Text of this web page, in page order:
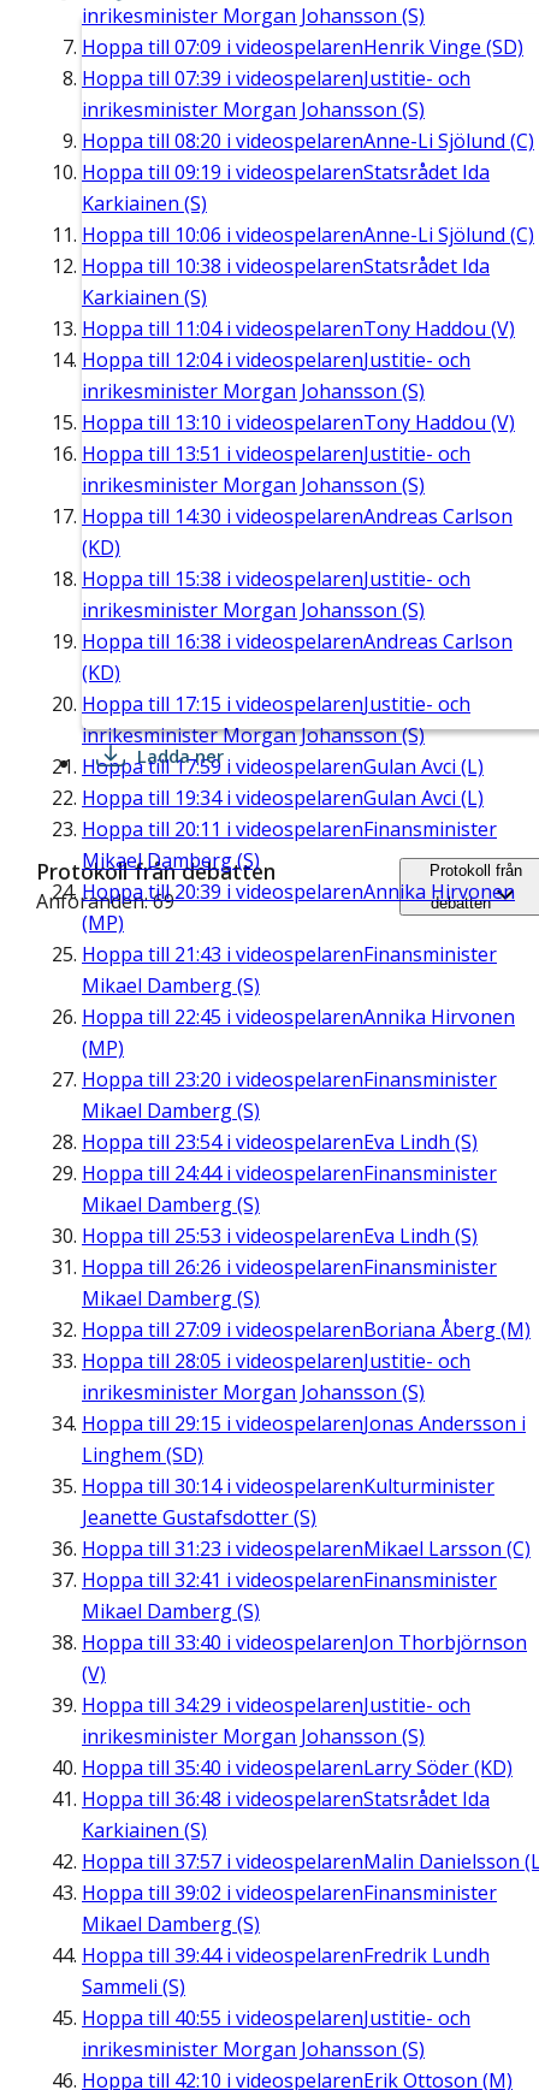
inrikesminister Morgan Johansson (S)
Hoppa till 07:09 i videospelarenHenrik Vinge (SD)
Hoppa till 07:39 i videospelarenJustitie- och
inrikesminister Morgan Johansson (S)
Hoppa till 08:20 i videospelarenAnne-Li Sjölund (C)
Hoppa till 09:19 i videospelarenStatsrådet Ida
Karkiainen (S)
Hoppa till 10:06 i videospelarenAnne-Li Sjölund (C)
Hoppa till 10:38 i videospelarenStatsrådet Ida
Karkiainen (S)
Hoppa till 11:04i videospelarenTony Haddou (V)
Hoppa till 12:04i videospelarenJustitie- och
inrikesminister Morgan Johansson (S)
Hoppa till 13:10 i videospelarenTony Haddou (V)
Hoppa till 13:51 i videospelarenJustitie- och
inrikesminister Morgan Johansson (S)
Hoppa till 14:30 i videospelarenAndreas Carlson
(KD)
Hoppa till 15:38 i videospelarenJustitie- och
inrikesminister Morgan Johansson (S)
Hoppa till 16:38 i videospelarenAndreas Carlson
(KD)
Hoppa till 17:15 i videospelarenJustitie- och
inrikesminister Morgan Johansson (S)
Hoppa till17:59 i videospelarenGulan Avci (L)
Hoppa till 19:34i videospelarenGulan Avci (L)
Hoppa till 20:11 i videospelarenFinansminister
Mikael Damberg (S)
Hoppa till20:39 i videospelarenAnnika Hirvonen
(MP)
Hoppa till 21:43 i videospelarenFinansminister
Mikael Damberg (S)
Hoppa till 22:45 i videospelarenAnnika Hirvonen
(MP)
Hoppa till 23:20 i videospelarenFinansminister
Mikael Damberg (S)
Hoppa till 23:54i videospelarenEva Lindh (S)
Hoppa till 24:44i videospelarenFinansminister
Mikael Damberg (S)
Hoppa till 25:53 i videospelarenEva Lindh (S)
Hoppa till 26:26 i videospelarenFinansminister
Mikael Damberg (S)
Hoppa till 27:09 i videospelarenBoriana Åberg (M)
Hoppa till 28:05 i videospelarenJustitie- och
inrikesminister Morgan Johansson (S)
Hoppa till 29:15 i videospelarenJonas Andersson i
Linghem (SD)
Hoppa till 30:14i videospelarenKulturminister
Jeanette Gustafsdotter (S)
Hoppa till 31:23 i videospelarenMikael Larsson (C)
Hoppa till 32:41 i videospelarenFinansminister
Mikael Damberg (S)
Hoppa till 33:40 i videospelarenJon Thorbjörnson
(V)
Hoppa till 34:29 i videospelarenJustitie- och
inrikesminister Morgan Johansson (S)
Hoppa till 35:40 i videospelarenLarry Söder (KD)
Hoppa till 36:48 i videospelarenStatsrådet Ida
Karkiainen (S)
Hoppa till 37:57 i videospelarenMalin Danielsson
Hoppa till 39:02 i videospelarenFinansminister
Mikael Damberg (S)
Hoppa till 39:44i videospelarenFredrik Lundh
Sammeli (S)
Hoppa till 40:55 i videospelarenJustitie- och
inrikesminister Morgan Johansson (S)
Hoppa till 42:10 i videospelarenErik Ottoson (M)
Ladda ner
Protokoll från debatten
Anföranden: 69
Protokoll från
debatten